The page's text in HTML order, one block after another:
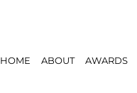
HOME ABOUT AWARDS